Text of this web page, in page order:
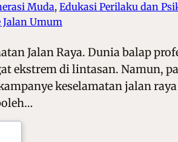
Muda, Edukasi Perilaku dan
Umum
Jalan Raya. Dunia balap
ekstrem di lintasan. Namun,
keselamatan jalan